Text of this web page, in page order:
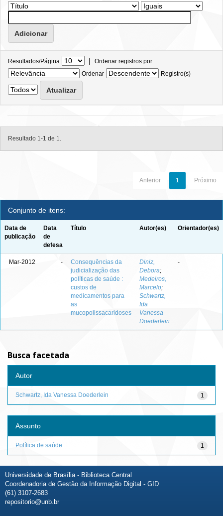
Resultados/Página | Ordenar registros por
Ordenar
Registro(s)
Resultado 1-1 de 1.
Anterior 1 Próximo
Conjunto de itens:
Data de
publicação
Data
de
defesa
Título Autor(es) Orientador(es)
Mar-2012 -
Consequências da
judicialização das
políticas de saúde :
custos de
medicamentos para
as
mucopolissacaridoses
Diniz,
Debora;
Medeiros,
Marcelo;
Schwartz,
Ida
Vanessa
Doederlein
-
Busca facetada
Autor
1
Schwartz, Ida Vanessa Doederlein
Assunto
1
Política de saúde
Universidade de Brasília - Biblioteca Central
Coordenadoria de Gestão da Informação Digital - GID
(61) 3107-2683
repositorio@unb.br